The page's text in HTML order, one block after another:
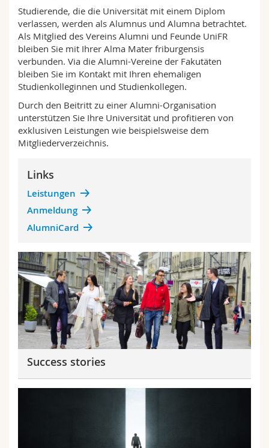
Math.-Nat. und Med. Fak.
Interfakultär
Mitarbeitende
Doktorierende
Webmail
Vorlesungsverzeichnis
MyUnifr
Studierende, die die Universität mit einem Diplom
verlassen, werden als Alumnus und Alumna betrachtet.
Als Mitglied des Vereins Alumni und Feunde UniFR
bleiben Sie mit Ihrer Alma Mater friburgensis
verbunden. Via die Alumni-Vereine der Fakutäten
bleiben Sie im Kontakt mit Ihren ehemaligen
Studienkolleginnen und Studienkollegen.
Durch den Beitritt zu einer Alumni-Organisation
unterstützen Sie Ihre Universität und profitieren von
exklusiven Leistungen wie beispielsweise dem
Mitgliederverzeichnis.
Links
Leistungen
Anmeldung
AlumniCard
Success stories